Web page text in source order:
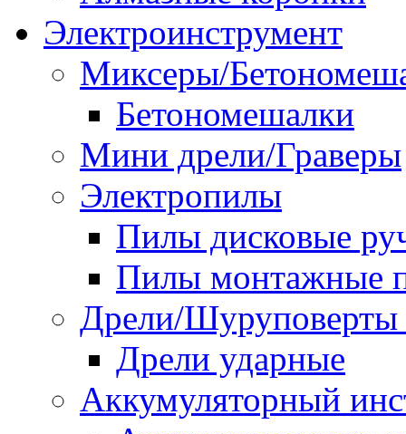
Электроинструмент
Миксеры/
Бетономешалки
Мини дрели/Граверы
Электропилы
Пилы дисковые
Пилы монтажные
Дрели/Шуруповерты
Дрели ударные
Аккумуляторный